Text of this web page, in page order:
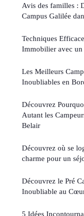
Avis des familles :
Campus Galilée
Techniques
Immobilier avec
Les Meilleurs
Inoubliables en
Découvrez
Autant les
Belair
Découvrez où se
charme pour un
Découvrez le Pré
Inoubliable au
5 Idées